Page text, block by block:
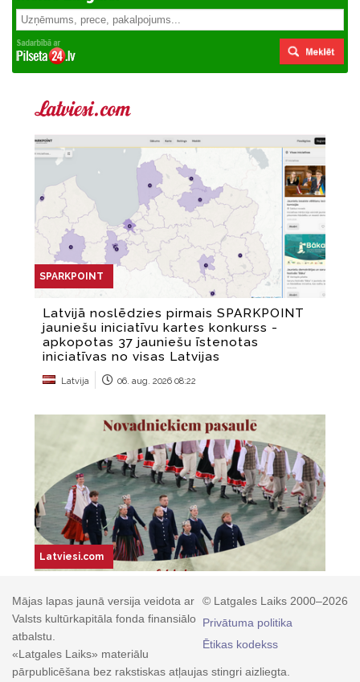
© Latgales Laiks 2000–2026
Privātuma politika
Ētikas kodekss
Mājas lapas jaunā versija veidota ar
Valsts kultūrkapitāla fonda finansiālo
atbalstu.
«Latgales Laiks» materiālu
pārpublicēšana bez rakstiskas atļaujas stingri aizliegta.